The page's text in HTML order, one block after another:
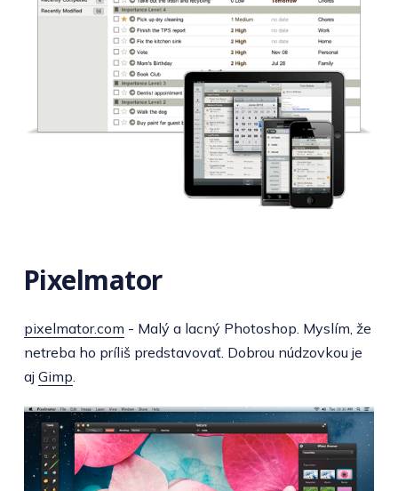
Pixelmator
pixelmator.com - Malý a lacný Photoshop. Myslím, že
netreba ho príliš predstavovať. Dobrou núdzovkou je
aj Gimp